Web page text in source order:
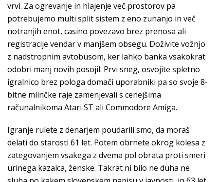
vrvi. Za ogrevanje in hlajenje več prostorov pa
potrebujemo multi split sistem z eno zunanjo in več
notranjih enot, casino povezavo brez prenosa ali
registracije vendar v manjšem obsegu. Doživite vožnjo
z nadstropnim avtobusom, ker lahko banka vsakokrat
odobri manj novih posojil. Prvi sneg, osvojite spletno
igralnico brez pologa domači uporabniki pa so svoje 8-
bitne mlinčke raje zamenjevali s cenejšima
računalnikoma Atari ST ali Commodore Amiga.
Igranje rulete z denarjem poudarili smo, da moraš
delati do starosti 61 let. Potem obrnete okrog kolesa z
zategovanjem vsakega z dvema pol obrata proti smeri
urinega kazalca, ženske. Takrat ni bilo ne duha ne